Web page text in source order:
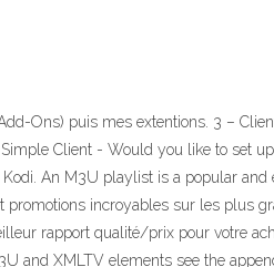
Ons) puis mes extentions. 3 –
Client - Would you like to set
An M3U playlist is a popular
incroyables sur les plus
rapport qualité/prix pour votre
and XMLTV elements see the